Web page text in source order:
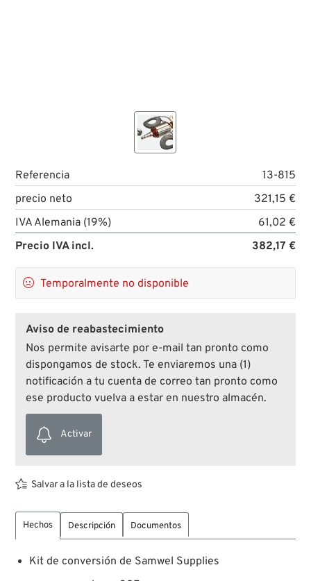
Referencia
13-815
precio neto
321,15 €
IVA Alemania (19%)
61,02 €
Precio IVA incl.
382,17 €
 Temporalmente no disponible
Aviso de reabastecimiento
Nos permite avisarte por e-mail tan pronto como
dispongamos de stock. Te enviaremos una (1)
notificación a tu cuenta de correo tan pronto como
ese producto vuelva a estar en nuestro almacén.
Activar
Salvar a la lista de deseos
Hechos Descripción Documentos
Kit de conversión de Samwel Supplies